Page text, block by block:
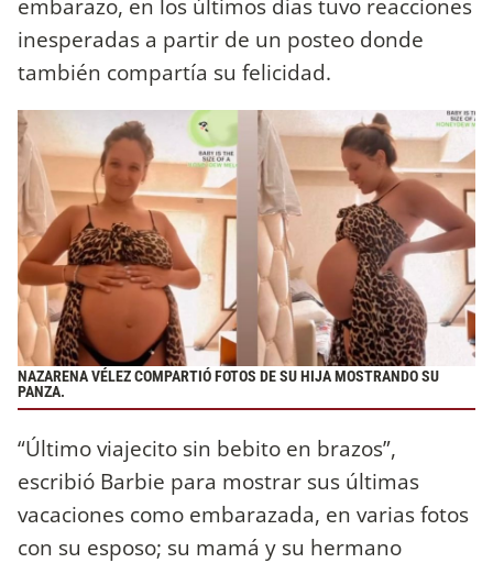
inesperadas a partir de un posteo donde
también compartía su felicidad.
NAZARENA VÉLEZ COMPARTIÓ FOTOS DE SU HIJA MOSTRANDO SU
PANZA.
“Último viajecito sin bebito en brazos”,
escribió Barbie para mostrar sus últimas
vacaciones como embarazada, en varias fotos
con su esposo; su mamá y su hermano